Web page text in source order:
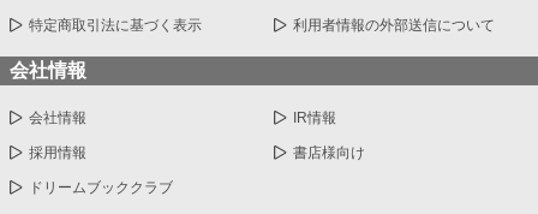
特定商取引法に基づく表示 利用者情報の外部送信について
会社情報
会社情報 IR情報
採用情報 書店様向け
ドリームブッククラブ